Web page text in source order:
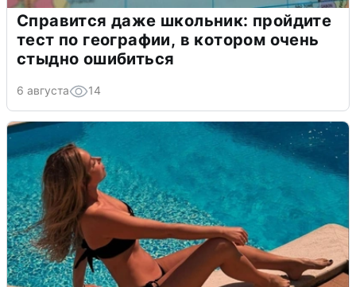
Справится даже школьник: пройдите
тест по географии, в котором очень
стыдно ошибиться
6 августа 14